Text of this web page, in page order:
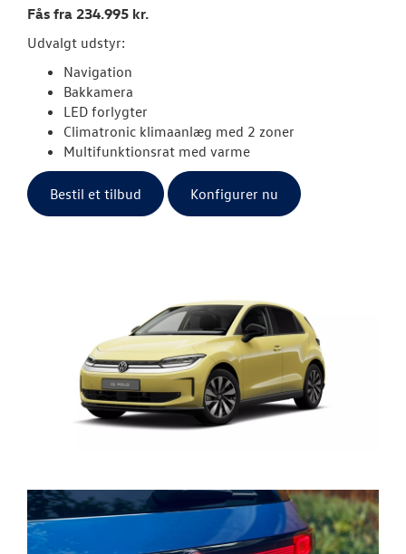
Fås fra 234.995 kr.
Udvalgt udstyr:
Navigation
Bakkamera
LED forlygter
Climatronic klimaanlæg med 2 zoner
Multifunktionsrat med varme
Bestil et tilbud Konfigurer nu